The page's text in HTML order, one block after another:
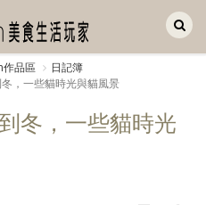
作品區
日記簿
冬，一些貓時光與貓風景
冬，一些貓時光